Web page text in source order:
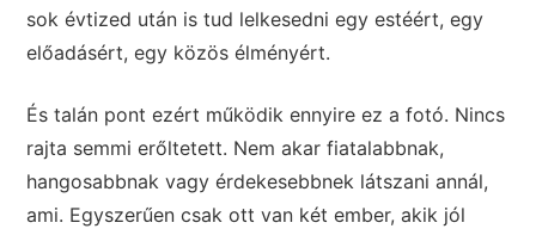
sok évtized után is tud lelkesedni egy estéért, egy
előadásért, egy közös élményért.
És talán pont ezért működik ennyire ez a fotó. Nincs
rajta semmi erőltetett. Nem akar fiatalabbnak,
hangosabbnak vagy érdekesebbnek látszani annál,
ami. Egyszerűen csak ott van két ember, akik jól